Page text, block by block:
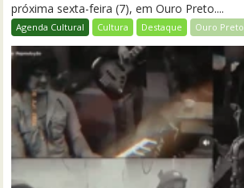
próxima sexta-feira (7), em Ouro Preto....
Agenda Cultural Cultura Destaque Ouro Preto